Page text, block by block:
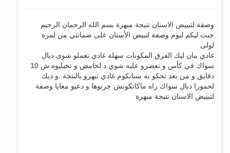
وصفة لتبييض الاسنان نتيجة مبهرة بسم الله الرحمان الرحيم
جبت ليكم ليوم وصفة لتبيض الأسنان على ضمانتي من لمرة
لولى
غادي يبان ليك الفرق المكونات سهلة غادي تعملو شوى ديال
سواك في كأس و تعصرو عليه شوي د لحامض و تخيليوه ش 10
دقايق و من بعد تحكو به سنانكوم غادي تبهرو بالنتجة .و ديك
لحمورا ديال سواك راه ماكاتكونش جربوها و دعيو معايا وصفة
لتبييض الاسنان نتيجة مبهرة